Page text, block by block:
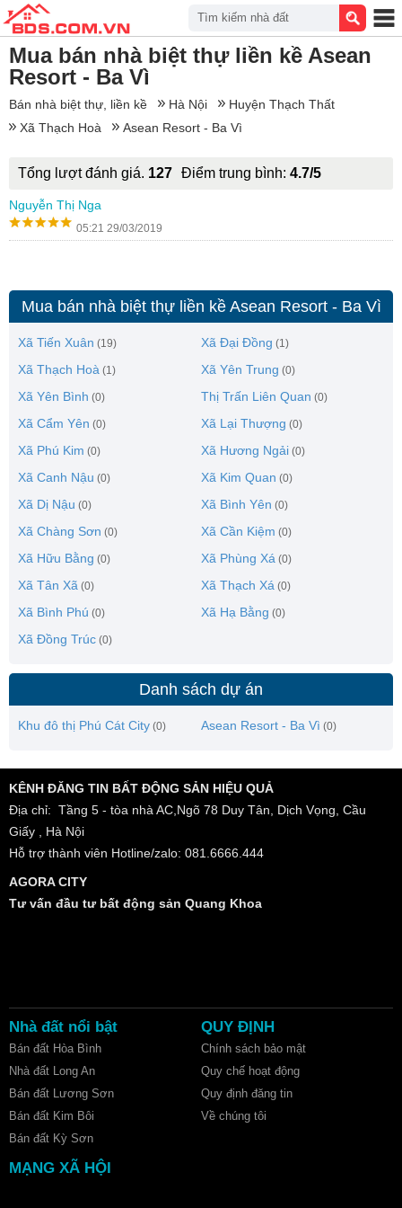
Mua bán nhà biệt thự liền kề Asean
Resort - Ba Vì
Bán nhà biệt thự, liền kề Hà Nội
Huyện Thạch Thất
Xã Thạch Hoà
Asean Resort - Ba Vì
Tổng lượt đánh giá. 127 Điểm trung bình: 4.7/5
Nguyễn Thị Nga
05:21 29/03/2019
Mua bán nhà biệt thự liền kề Asean Resort - Ba Vì
Xã Tiến Xuân (19) Xã Đại Đồng (1)
Xã Thạch Hoà (1) Xã Yên Trung (0)
Xã Yên Bình (0) Thị Trấn Liên Quan (0)
Xã Cẩm Yên (0) Xã Lại Thượng (0)
Xã Phú Kim (0) Xã Hương Ngải (0)
Xã Canh Nậu (0) Xã Kim Quan (0)
Xã Dị Nậu (0) Xã Bình Yên (0)
Xã Chàng Sơn (0) Xã Cần Kiệm (0)
Xã Hữu Bằng (0) Xã Phùng Xá (0)
Xã Tân Xã (0) Xã Thạch Xá (0)
Xã Bình Phú (0) Xã Hạ Bằng (0)
Xã Đồng Trúc (0)
Danh sách dự án
Khu đô thị Phú Cát City (0) Asean Resort - Ba Vì (0)
Tìm kiếm nhà đất
KÊNH ĐĂNG TIN BẤT ĐỘNG SẢN HIỆU QUẢ
Địa chỉ: Tầng 5 - tòa nhà AC,Ngõ 78 Duy Tân, Dịch Vọng, Cầu
Giấy , Hà Nội
Hỗ trợ thành viên Hotline/zalo: 081.6666.444
AGORA CITY
Tư vấn đầu tư bất động sản Quang Khoa
Nhà đất nổi bật
Bán đất Hòa Bình
Nhà đất Long An
Bán đất Lương Sơn
Bán đất Kim Bôi
Bán đất Kỳ Sơn
QUY ĐỊNH
Chính sách bảo mật
Quy chế hoạt động
Quy định đăng tin
Về chúng tôi
MẠNG XÃ HỘI